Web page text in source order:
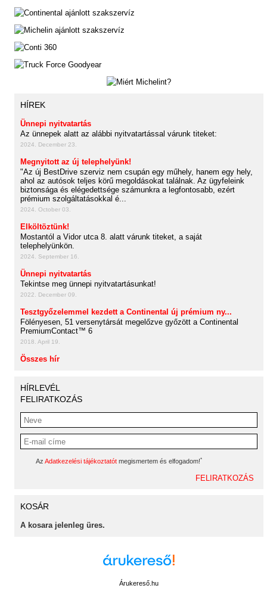
HÍREK
Ünnepi nyitvatartás
Az ünnepek alatt az alábbi nyitvatartással várunk titeket:
2024. December 23.
Megnyitott az új telephelyünk!
"Az új BestDrive szerviz nem csupán egy műhely, hanem egy hely,
ahol az autósok teljes körű megoldásokat találnak. Az ügyfeleink
biztonsága és elégedettsége számunkra a legfontosabb, ezért
prémium szolgáltatásokkal é...
2024. October 03.
Elköltöztünk!
Mostantól a Vidor utca 8. alatt várunk titeket, a saját
telephelyünkön.
2024. September 16.
Ünnepi nyitvatartás
Tekintse meg ünnepi nyitvatartásunkat!
2022. December 09.
Tesztgyőzelemmel kezdett a Continental új prémium ny...
Fölényesen, 51 versenytársát megelőzve győzött a Continental
PremiumContact™ 6
2018. April 19.
Összes hír
HÍRLEVÉL
FELIRATKOZÁS
Az Adatkezelési tájékoztatót megismertem és elfogadom!*
KOSÁR
A kosara jelenleg üres.
Árukereső.hu